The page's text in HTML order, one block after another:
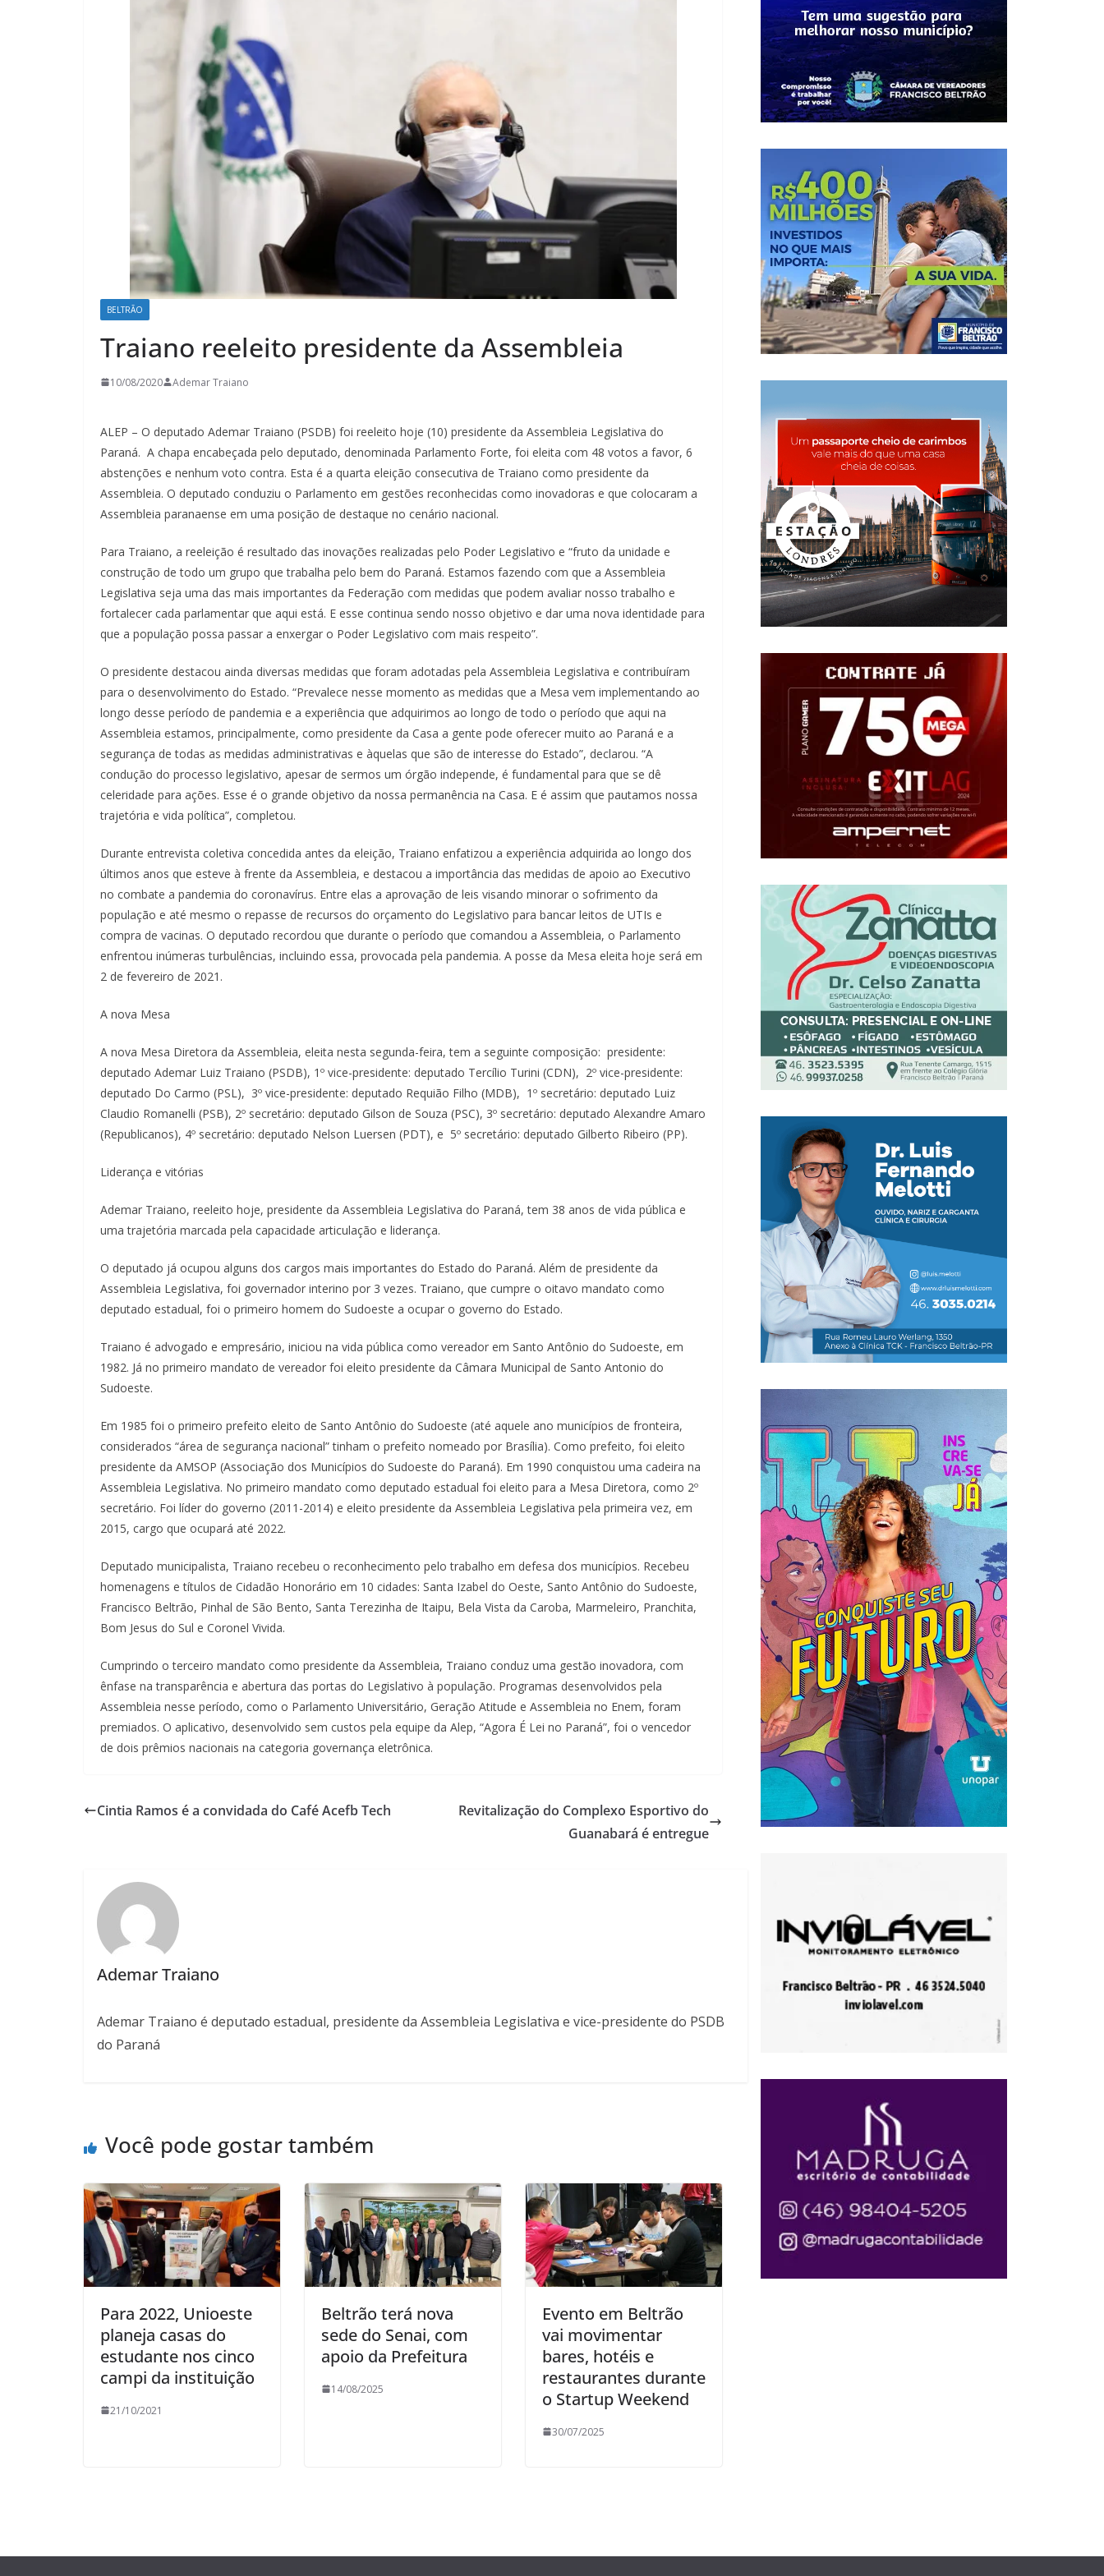
BELTRÃO
Traiano reeleito presidente da Assembleia
10/08/2020 Ademar Traiano
ALEP – O deputado Ademar Traiano (PSDB) foi reeleito hoje (10) presidente da Assembleia Legislativa do
Paraná. A chapa encabeçada pelo deputado, denominada Parlamento Forte, foi eleita com 48 votos a favor, 6
abstenções e nenhum voto contra. Esta é a quarta eleição consecutiva de Traiano como presidente da
Assembleia. O deputado conduziu o Parlamento em gestões reconhecidas como inovadoras e que colocaram a
Assembleia paranaense em uma posição de destaque no cenário nacional.
Para Traiano, a reeleição é resultado das inovações realizadas pelo Poder Legislativo e “fruto da unidade e
construção de todo um grupo que trabalha pelo bem do Paraná. Estamos fazendo com que a Assembleia
Legislativa seja uma das mais importantes da Federação com medidas que podem avaliar nosso trabalho e
fortalecer cada parlamentar que aqui está. E esse continua sendo nosso objetivo e dar uma nova identidade para
que a população possa passar a enxergar o Poder Legislativo com mais respeito”.
O presidente destacou ainda diversas medidas que foram adotadas pela Assembleia Legislativa e contribuíram
para o desenvolvimento do Estado. “Prevalece nesse momento as medidas que a Mesa vem implementando ao
longo desse período de pandemia e a experiência que adquirimos ao longo de todo o período que aqui na
Assembleia estamos, principalmente, como presidente da Casa a gente pode oferecer muito ao Paraná e a
segurança de todas as medidas administrativas e àquelas que são de interesse do Estado”, declarou. “A
condução do processo legislativo, apesar de sermos um órgão independe, é fundamental para que se dê
celeridade para ações. Esse é o grande objetivo da nossa permanência na Casa. E é assim que pautamos nossa
trajetória e vida política”, completou.
Durante entrevista coletiva concedida antes da eleição, Traiano enfatizou a experiência adquirida ao longo dos
últimos anos que esteve à frente da Assembleia, e destacou a importância das medidas de apoio ao Executivo
no combate a pandemia do coronavírus. Entre elas a aprovação de leis visando minorar o sofrimento da
população e até mesmo o repasse de recursos do orçamento do Legislativo para bancar leitos de UTIs e
compra de vacinas. O deputado recordou que durante o período que comandou a Assembleia, o Parlamento
enfrentou inúmeras turbulências, incluindo essa, provocada pela pandemia. A posse da Mesa eleita hoje será em
2 de fevereiro de 2021.
A nova Mesa
A nova Mesa Diretora da Assembleia, eleita nesta segunda-feira, tem a seguinte composição: presidente:
deputado Ademar Luiz Traiano (PSDB), 1º vice-presidente: deputado Tercílio Turini (CDN), 2º vice-presidente:
deputado Do Carmo (PSL), 3º vice-presidente: deputado Requião Filho (MDB), 1º secretário: deputado Luiz
Claudio Romanelli (PSB), 2º secretário: deputado Gilson de Souza (PSC), 3º secretário: deputado Alexandre Amaro
(Republicanos), 4º secretário: deputado Nelson Luersen (PDT), e 5º secretário: deputado Gilberto Ribeiro (PP).
Liderança e vitórias
Ademar Traiano, reeleito hoje, presidente da Assembleia Legislativa do Paraná, tem 38 anos de vida pública e
uma trajetória marcada pela capacidade articulação e liderança.
O deputado já ocupou alguns dos cargos mais importantes do Estado do Paraná. Além de presidente da
Assembleia Legislativa, foi governador interino por 3 vezes. Traiano, que cumpre o oitavo mandato como
deputado estadual, foi o primeiro homem do Sudoeste a ocupar o governo do Estado.
Traiano é advogado e empresário, iniciou na vida pública como vereador em Santo Antônio do Sudoeste, em
1982. Já no primeiro mandato de vereador foi eleito presidente da Câmara Municipal de Santo Antonio do
Sudoeste.
Em 1985 foi o primeiro prefeito eleito de Santo Antônio do Sudoeste (até aquele ano municípios de fronteira,
considerados “área de segurança nacional” tinham o prefeito nomeado por Brasília). Como prefeito, foi eleito
presidente da AMSOP (Associação dos Municípios do Sudoeste do Paraná). Em 1990 conquistou uma cadeira na
Assembleia Legislativa. No primeiro mandato como deputado estadual foi eleito para a Mesa Diretora, como 2º
secretário. Foi líder do governo (2011-2014) e eleito presidente da Assembleia Legislativa pela primeira vez, em
2015, cargo que ocupará até 2022.
Deputado municipalista, Traiano recebeu o reconhecimento pelo trabalho em defesa dos municípios. Recebeu
homenagens e títulos de Cidadão Honorário em 10 cidades: Santa Izabel do Oeste, Santo Antônio do Sudoeste,
Francisco Beltrão, Pinhal de São Bento, Santa Terezinha de Itaipu, Bela Vista da Caroba, Marmeleiro, Pranchita,
Bom Jesus do Sul e Coronel Vivida.
Cumprindo o terceiro mandato como presidente da Assembleia, Traiano conduz uma gestão inovadora, com
ênfase na transparência e abertura das portas do Legislativo à população. Programas desenvolvidos pela
Assembleia nesse período, como o Parlamento Universitário, Geração Atitude e Assembleia no Enem, foram
premiados. O aplicativo, desenvolvido sem custos pela equipe da Alep, “Agora É Lei no Paraná”, foi o vencedor
de dois prêmios nacionais na categoria governança eletrônica.
Cintia Ramos é a convidada do Café Acefb Tech
Revitalização do Complexo Esportivo do
Guanabará é entregue
Ademar Traiano
Ademar Traiano é deputado estadual, presidente da Assembleia Legislativa e vice-presidente do PSDB
do Paraná
Você pode gostar também
Para 2022, Unioeste
planeja casas do
estudante nos cinco
campi da instituição
21/10/2021
Beltrão terá nova
sede do Senai, com
apoio da Prefeitura
14/08/2025
Evento em Beltrão
vai movimentar
bares, hotéis e
restaurantes durante
o Startup Weekend
30/07/2025